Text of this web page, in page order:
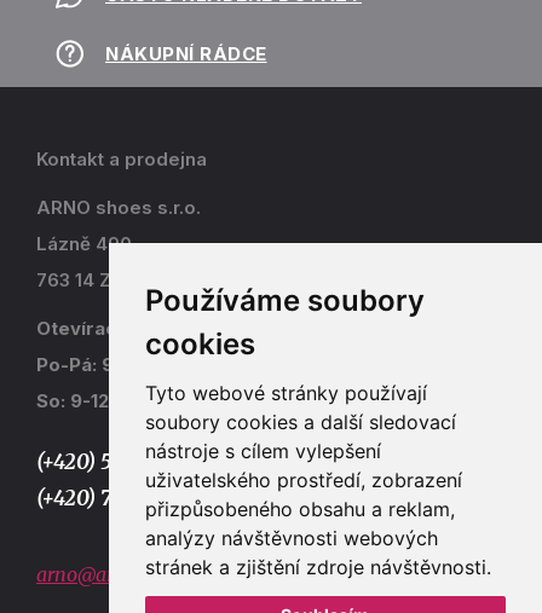
Používáme soubory
cookies
Tyto webové stránky používají
soubory cookies a další sledovací
nástroje s cílem vylepšení
uživatelského prostředí, zobrazení
přizpůsobeného obsahu a reklam,
analýzy návštěvnosti webových
stránek a zjištění zdroje návštěvnosti.
NÁKUPNÍ RÁDCE
Kontakt a prodejna
ARNO shoes s.r.o.
Lázně 490
763 14 Zlín - Kostelec
Otevírací doba
Po-Pá: 9-17
So: 9-12
(+420) 577 915 036,
(+420) 773 667 390
arno@arno.cz